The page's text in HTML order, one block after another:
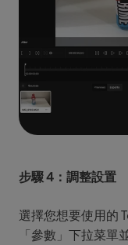
步驟 4：調整設置
選擇您想要使用的
「參數」下拉菜